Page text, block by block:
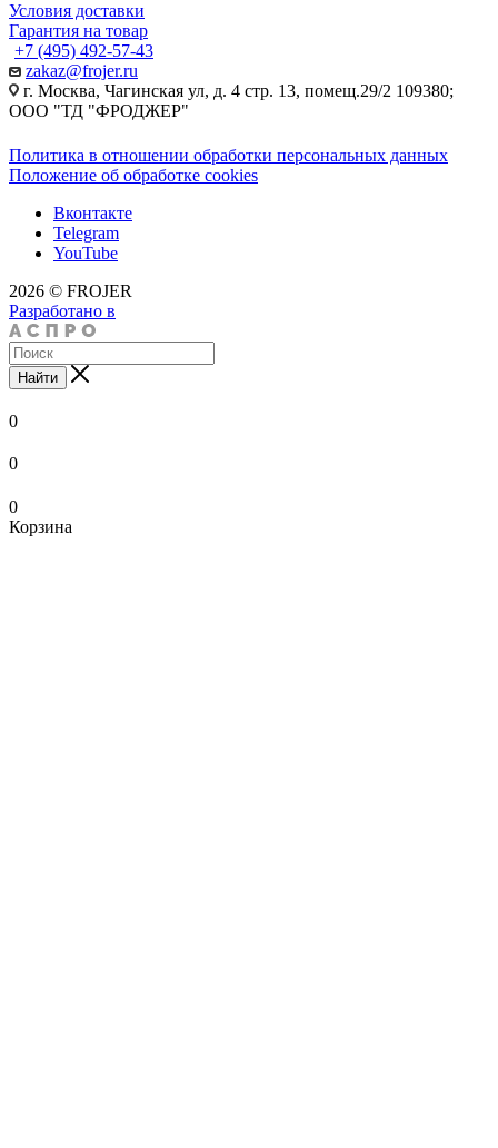
Условия доставки
Гарантия на товар
+7 (495) 492-57-43
zakaz@frojer.ru
г. Москва, Чагинская ул, д. 4 стр. 13, помещ.29/2 109380;
ООО "ТД "ФРОДЖЕР"
Политика в отношении обработки персональных данных
Положение об обработке cookies
Вконтакте
Telegram
YouTube
2026 © FROJER
Разработано в
Найти
0
0
0
Корзина